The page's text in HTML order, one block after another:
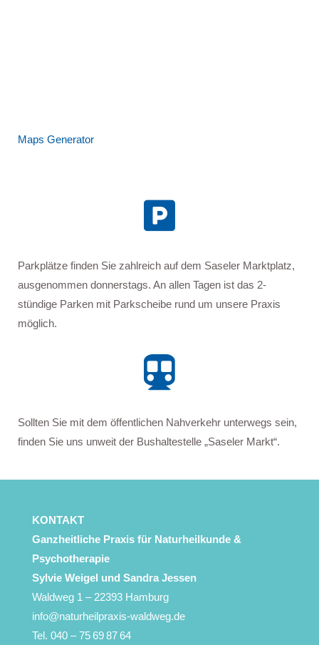
Maps Generator

Parkplätze finden Sie zahlreich auf dem Saseler Marktplatz,
ausgenommen donnerstags. An allen Tagen ist das 2-
stündige Parken mit Parkscheibe rund um unsere Praxis
möglich.

Sollten Sie mit dem öffentlichen Nahverkehr unterwegs sein,
finden Sie uns unweit der Bushaltestelle „Saseler Markt“.
KONTAKT
Ganzheitliche Praxis für Naturheilkunde &
Psychotherapie
Sylvie Weigel und Sandra Jessen
Waldweg 1 – 22393 Hamburg
info@naturheilpraxis-waldweg.de
Tel. 040 – 75 69 87 64